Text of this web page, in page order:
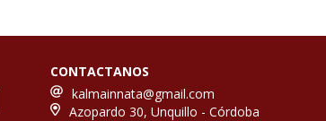
CONTACTANOS
kalmainnata@gmail.com
Azopardo 30, Unquillo - Córdoba